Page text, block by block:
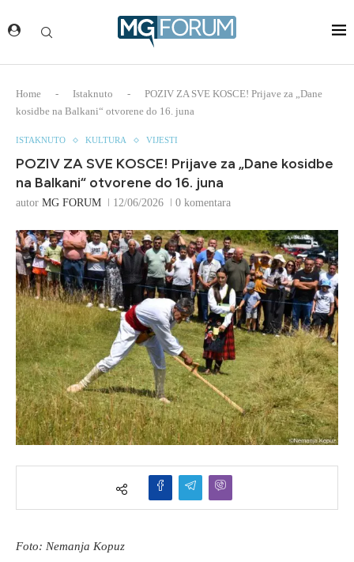
Home - Istaknuto -
POZIV ZA SVE KOSCE! Prijave za „Dane
kosidbe na Balkani“ otvorene do 16. juna
ISTAKNUTO KULTURA VIJESTI
POZIV ZA SVE KOSCE! Prijave za „Dane kosidbe
na Balkani“ otvorene do 16. juna
autor MG FORUM 12/06/2026 0 komentara
Foto: Nemanja Kopuz